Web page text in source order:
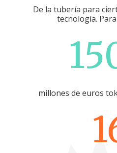
De la tubería para
tecnología.
millones de euros